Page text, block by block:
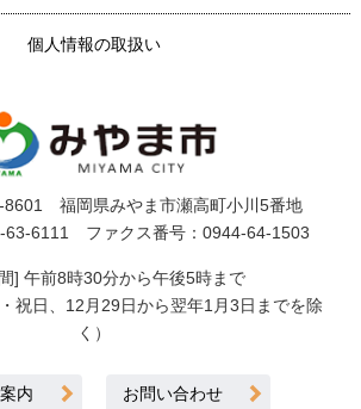
個人情報の取扱い
8601 福岡県みやま市瀬高町小川5番地
63-6111 ファクス番号：0944-64-1503
] 午前8時30分から午後5時まで
祝日、12月29日から翌年1月3日までを除
く）
内 お問い合わせ